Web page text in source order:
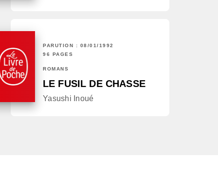
PARUTION : 08/01/1992
96 PAGES
ROMANS
LE FUSIL DE CHASSE
Yasushi Inoué